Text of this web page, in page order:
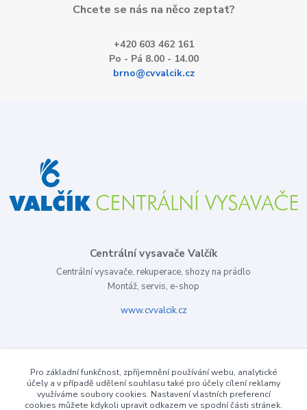
Chcete se nás na něco zeptat?
+420 603 462 161
Po - Pá 8.00 - 14.00
brno@cvvalcik.cz
Centrální vysavače Valčík
Centrální vysavače, rekuperace, shozy na prádlo
Montáž, servis, e-shop
www.cvvalcik.cz
Pro základní funkčnost, zpříjemnění používání webu, analytické
účely a v případě udělení souhlasu také pro účely cílení reklamy
využíváme soubory cookies. Nastavení vlastních preferencí
cookies můžete kdykoli upravit odkazem ve spodní části stránek.